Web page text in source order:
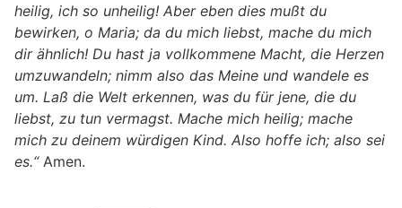
heilig, ich so unheilig! Aber eben dies mußt du
bewirken, o Maria; da du mich liebst, mache du mich
dir ähnlich! Du hast ja vollkommene Macht, die Herzen
umzuwandeln; nimm also das Meine und wandele es
um. Laß die Welt erkennen, was du für jene, die du
liebst, zu tun vermagst. Mache mich heilig; mache
mich zu deinem würdigen Kind. Also hoffe ich; also sei
es.“Amen.